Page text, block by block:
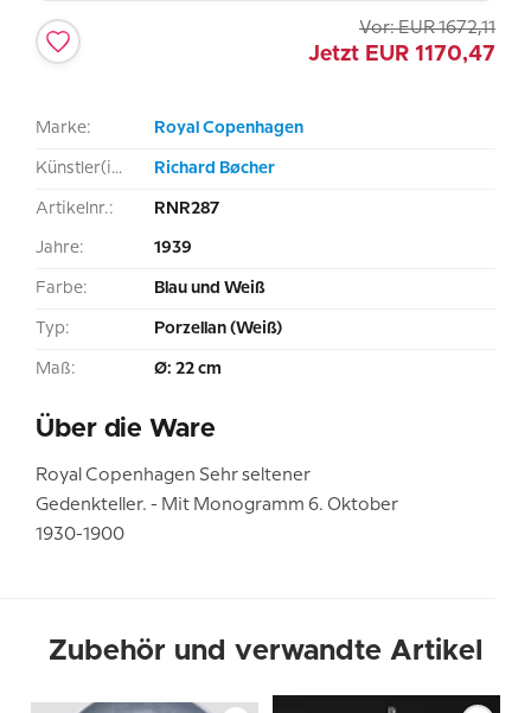
Vor: EUR 1672,11
Jetzt EUR 1170,47
Marke: Royal Copenhagen
Künstler(in): Richard Bøcher
Artikelnr.: RNR287
Jahre: 1939
Farbe: Blau und Weiß
Typ: Porzellan (Weiß)
Maß: Ø: 22 cm
Über die Ware
Royal Copenhagen Sehr seltener
Gedenkteller. - Mit Monogramm 6. Oktober
1930-1900
Zubehör und verwandte Artikel